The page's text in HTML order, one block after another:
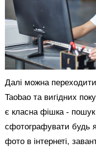
Далі можна
Taobao та вигідних
є класна фішка -
сфотографувати будь
фото в інтернеті,